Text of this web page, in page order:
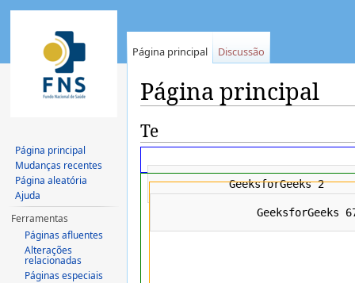
Página principal
Te
Página principal Discussão
Página principal
Mudanças recentes
Página aleatória
Ajuda
Ferramentas
Páginas afluentes
Alterações
relacionadas
Páginas especiais